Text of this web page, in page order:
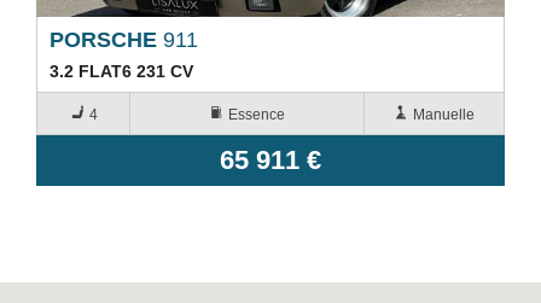
PORSCHE 911
3.2 FLAT6 231 CV
4 Essence Manuelle
65 911 €